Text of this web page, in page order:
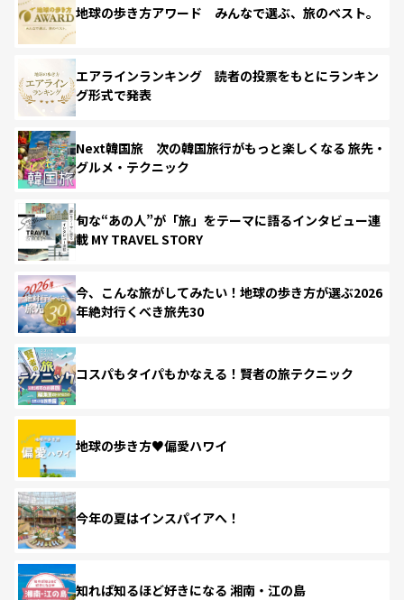
地球の歩き方アワード みんなで選ぶ、旅のベスト。
エアラインランキング 読者の投票をもとにランキン
グ形式で発表
Next韓国旅 次の韓国旅行がもっと楽しくなる 旅先・
グルメ・テクニック
旬な“あの人”が「旅」をテーマに語るインタビュー連
載 MY TRAVEL STORY
今、こんな旅がしてみたい！地球の歩き方が選ぶ2026
年絶対行くべき旅先30
コスパもタイパもかなえる！賢者の旅テクニック
地球の歩き方♥偏愛ハワイ
今年の夏はインスパイアへ！
知れば知るほど好きになる 湘南・江の島